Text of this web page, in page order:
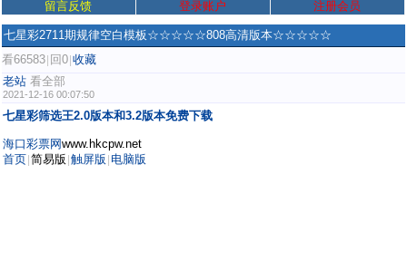
留言反馈
登录账户 注册会员
七星彩2711期规律空白模板☆☆☆☆☆808高清版本☆☆☆☆☆
看66583 回0 收藏
老站 看全部
2021-12-16 00:07:50
七星彩筛选王2.0版本和3.2版本免费下载
海口彩票网www.hkcpw.net
首页 简易版 触屏版 电脑版